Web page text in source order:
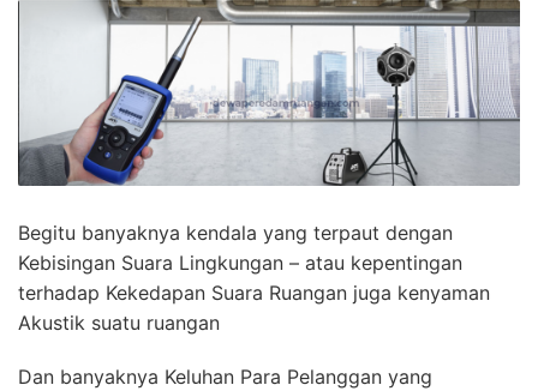
Begitu banyaknya kendala yang terpaut dengan
Kebisingan Suara Lingkungan – atau kepentingan
terhadap Kekedapan Suara Ruangan juga kenyaman
Akustik suatu ruangan
Dan banyaknya Keluhan Para Pelanggan yang